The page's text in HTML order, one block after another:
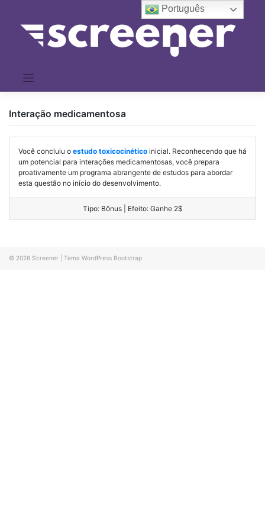
conteúdo
Interação medicamentosa
Você concluiu o estudo toxicocinético inicial. Reconhecendo que há
um potencial para interações medicamentosas, você prepara
proativamente um programa abrangente de estudos para abordar
esta questão no início do desenvolvimento.
Tipo: Bônus | Efeito: Ganhe 2$
© 2026 Screener Tema WordPress Bootstrap
Português